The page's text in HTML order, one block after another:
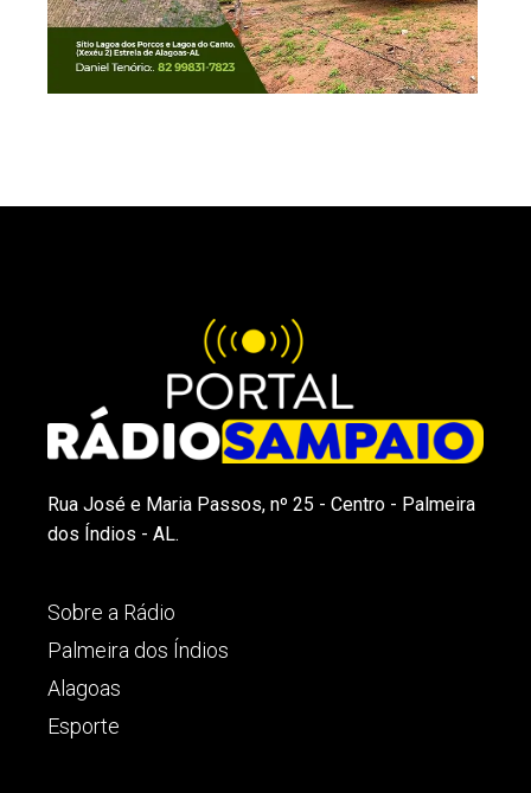
Rua José e Maria Passos, nº 25 - Centro - Palmeira
dos Índios - AL.
Sobre a Rádio
Palmeira dos Índios
Alagoas
Esporte